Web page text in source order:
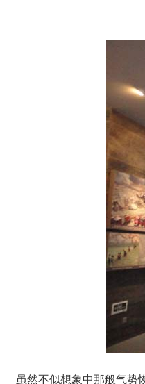
虽然不似想象中那般气势